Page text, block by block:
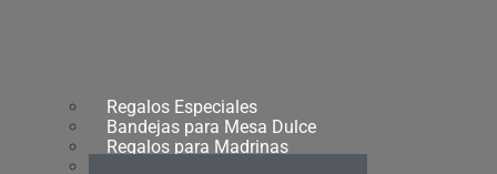
Regalos Especiales
Bandejas para Mesa Dulce
Regalos para Madrinas